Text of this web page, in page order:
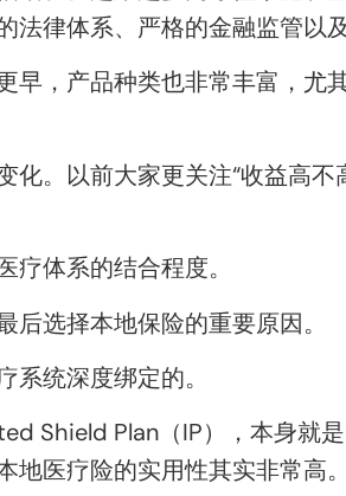
律体系、严格的金融监管以
早，产品种类也非常丰富，尤
。以前大家更关注“收益高
体系的结合程度。
选择本地保险的重要原因。
统深度绑定的。
Shield Plan（IP），本身就
医疗险的实用性其实非常高。